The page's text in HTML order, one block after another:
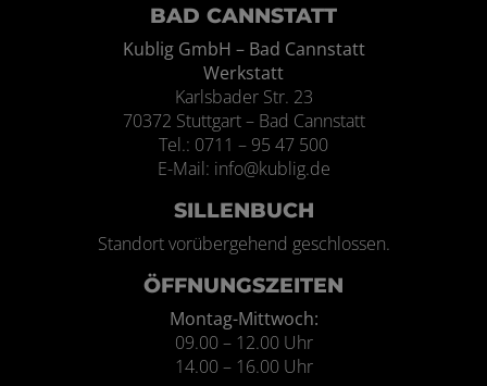
BAD CANNSTATT
Kublig GmbH – Bad Cannstatt
Werkstatt
Karlsbader Str. 23
70372 Stuttgart – Bad Cannstatt
Tel.: 0711 – 95 47 500
E-Mail: info@kublig.de
SILLENBUCH
Standort vorübergehend geschlossen.
ÖFFNUNGSZEITEN
Montag-Mittwoch:
09.00 – 12.00 Uhr
14.00 – 16.00 Uhr